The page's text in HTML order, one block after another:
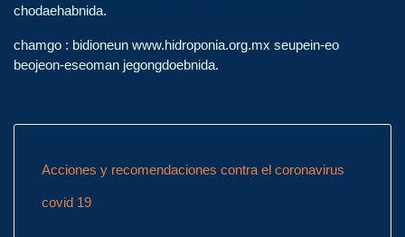
chodaehabnida.
chamgo : bidioneun www.hidroponia.org.mx seupein-eo
beojeon-eseoman jegongdoebnida.
Acciones y recomendaciones contra el coronavirus
covid 19